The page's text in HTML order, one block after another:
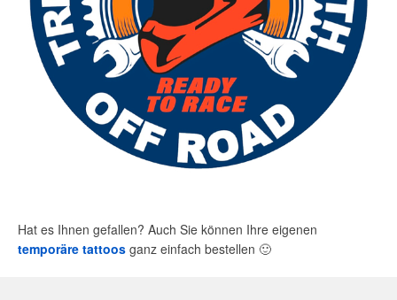
Hat es Ihnen gefallen? Auch Sie können Ihre eigenen
temporäre tattoos ganz einfach bestellen 🙂